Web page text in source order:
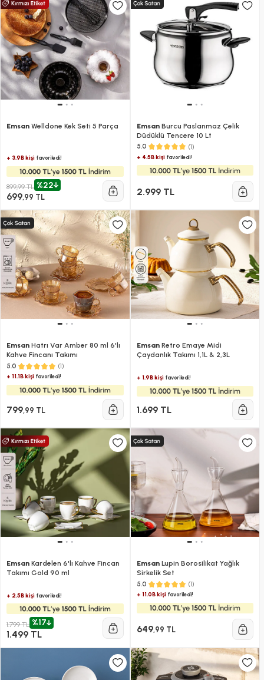
Emsan Welldone Kek Seti 5 Parça
+ 3.9B kişi favoriledi!
899,99 TL %22
699,99 TL
EmsanBurcu Paslanmaz Çelik
Düdüklü Tencere 10 Lt
5.0 (1)
+ 4.5B kişifavoriledi!
2.999 TL
Emsan Hatrı Var Amber 80 ml 6'lı
Kahve Fincanı Takımı
5.0 (1)
+ 11.1B kişi favoriledi!
799,99 TL
EmsanRetro Emaye Midi
Çaydanlık Takımı 1,1L & 2,3L
+ 1.9B kişifavoriledi!
1.699 TL
Emsan Kardelen 6'lı Kahve Fincan
Takımı Gold 90 ml
+ 2.5B kişi favoriledi!
1.799 TL %17
1.499 TL
EmsanLupin Borosilikat Yağlık
Sirkelik Set
5.0 (1)
+ 11.0B kişifavoriledi!
649,99 TL